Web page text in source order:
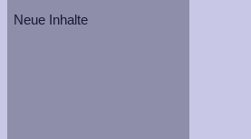
Neue Inhalte